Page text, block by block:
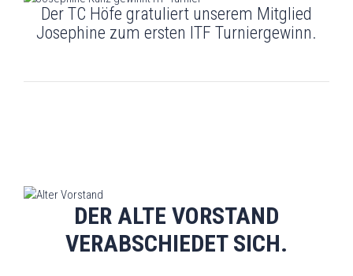
Der TC Höfe gratuliert unserem Mitglied
Josephine zum ersten ITF Turniergewinn.
DER ALTE VORSTAND
VERABSCHIEDET SICH.